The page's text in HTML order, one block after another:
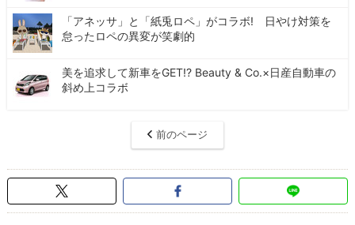
「アネッサ」と「紙兎ロペ」がコラボ! 日やけ対策を
怠ったロペの異変が笑劇的
美を追求して新車をGET!? Beauty & Co.×日産自動車の
斜め上コラボ
前のページ